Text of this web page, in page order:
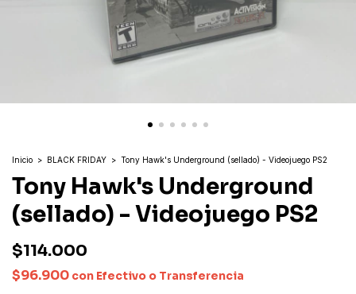
Inicio > BLACK FRIDAY > Tony Hawk's Underground (sellado) - Videojuego PS2
Tony Hawk's Underground
(sellado) - Videojuego PS2
$114.000
$96.900 con Efectivo o Transferencia